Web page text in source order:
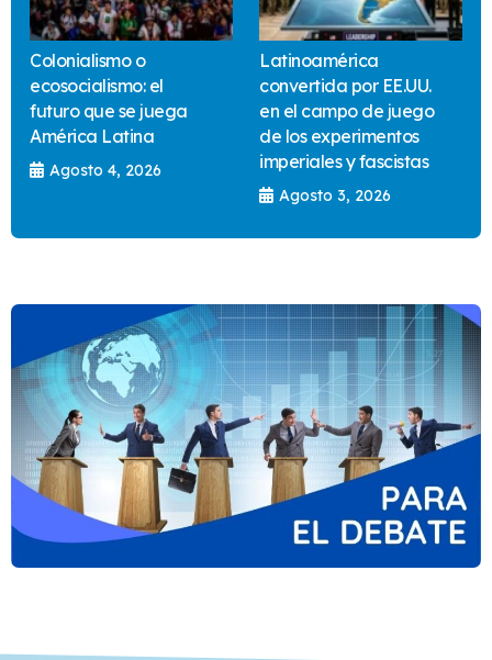
Colonialismo o
ecosocialismo: el
futuro que se juega
América Latina
Agosto 4, 2026
Latinoamérica
convertida por EE.UU.
en el campo de juego
de los experimentos
imperiales y fascistas
Agosto 3, 2026